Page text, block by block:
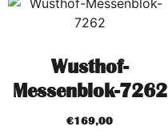
Wusthof-
Messenblok-7262
€169,00